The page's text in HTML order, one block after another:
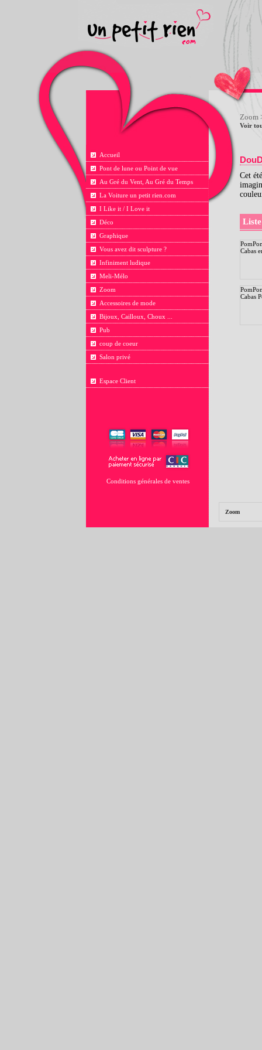
Accueil
Pont de lune ou Point de vue
Au Gré du Vent, Au Gré du Temps
La Voiture un petit rien.com
I Like it / I Love it
Déco
Graphique
Vous avez dit sculpture ?
Infiniment ludique
Meli-Mélo
Zoom
Accessoires de mode
Bijoux, Cailloux, Choux ...
Pub
coup de coeur
Salon privé
Espace Client
Conditions générales de ventes
Zoom
Voir
Cet
Cabas
Cabas
Zoom